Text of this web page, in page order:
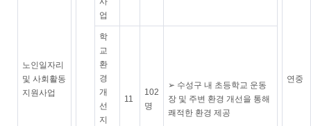
노인일자리
및 사회활동
지원사업
업
학
교
환
경
개
선
지
11
102
명
➢ 수성구 내 초등학교 운동
장 및 주변 환경 개선을 통해
쾌적한 환경 제공
연중